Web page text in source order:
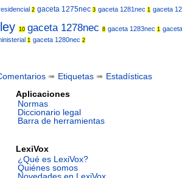
2 gaceta 1275nec 3 gaceta 1281nec 1 gaceta
ley 10 gaceta 1278nec 8 gaceta 1283nec 1
1 gaceta 1280nec 2
➠ Etiquetas➠ Estadísticas
Aplicaciones
Normas
Diccionario legal
Barra de herramientas
LexiVox
¿Qué es LexiVox?
Quiénes somos